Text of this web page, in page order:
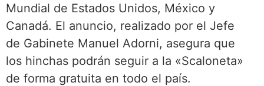
Mundial de Estados Unidos, México y
Canadá. El anuncio, realizado por el Jefe
de Gabinete Manuel Adorni, asegura que
los hinchas podrán seguir a la «Scaloneta»
de forma gratuita en todo el país.